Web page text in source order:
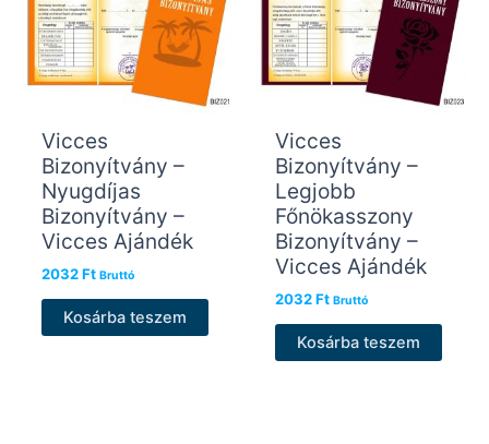
Vicces
Bizonyítvány –
Nyugdíjas
Bizonyítvány –
Vicces Ajándék
2032Ft Bruttó
Kosárba teszem
Vicces
Bizonyítvány –
Legjobb
Főnökasszony
Bizonyítvány –
Vicces Ajándék
2032Ft Bruttó
Kosárba teszem